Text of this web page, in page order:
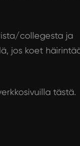
collegesta ja
jos koet
tästä.